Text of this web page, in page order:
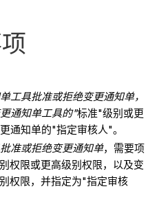
工具批准或拒绝变更通知单，
通知单工具的"标准"级别或更
通知单的"指定审核人"。
准或拒绝变更通知单，需要项
权限或更高级别权限，以及变
权限，并指定为"指定审核